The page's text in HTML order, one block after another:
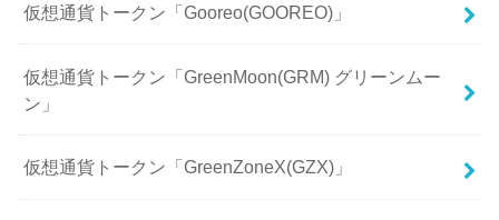
仮想通貨トークン「Gooreo(GOOREO)」
仮想通貨トークン「GreenMoon(GRM) グリーンムー
ン」
仮想通貨トークン「GreenZoneX(GZX)」